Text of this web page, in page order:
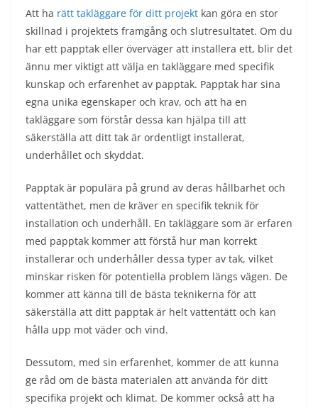
Att ha rätt takläggare för ditt projekt kan göra en stor
skillnad i projektets framgång och slutresultatet. Om du
har ett papptak eller överväger att installera ett, blir det
ännu mer viktigt att välja en takläggare med specifik
kunskap och erfarenhet av papptak. Papptak har sina
egna unika egenskaper och krav, och att ha en
takläggare som förstår dessa kan hjälpa till att
säkerställa att ditt tak är ordentligt installerat,
underhållet och skyddat.
Papptak är populära på grund av deras hållbarhet och
vattentäthet, men de kräver en specifik teknik för
installation och underhåll. En takläggare som är erfaren
med papptak kommer att förstå hur man korrekt
installerar och underhåller dessa typer av tak, vilket
minskar risken för potentiella problem längs vägen. De
kommer att känna till de bästa teknikerna för att
säkerställa att ditt papptak är helt vattentätt och kan
hålla upp mot väder och vind.
Dessutom, med sin erfarenhet, kommer de att kunna
ge råd om de bästa materialen att använda för ditt
specifika projekt och klimat. De kommer också att ha